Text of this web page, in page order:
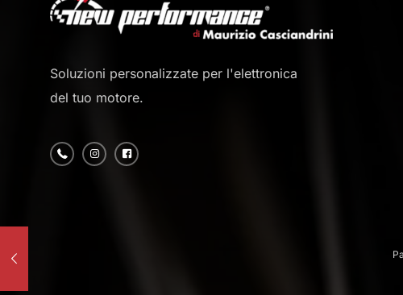
Soluzioni personalizzate per l'elettronica
del tuo motore.